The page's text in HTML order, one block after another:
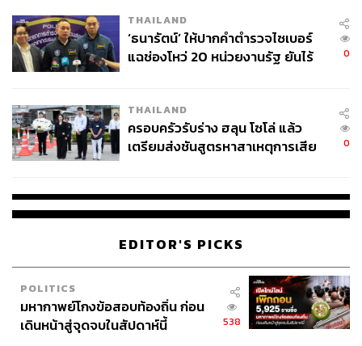
ปกป้องมรดกเป็นหน้าที่ร่วมกันของเรา ไม่ใช่แค่ของรัฐบาล
เพียงฝ่ายเดียว
น่าดีใจที่หลายชุมชนตระหนักถึงความท้าทายนี้และได้ริเริ่ม
พิมายก็จัดตั้งกองทุนมรดกพิมาย พิมายฬองวีค (Pimai Long
week) เป็นงานที่ผสมผสานศิลปะร่วมสมัยเข้ากับโบราณ
สถานของตน พิพิธภัณฑ์กุฎีจีน ธนบุรี อวดประวัติศาสตร์อัน
หลากหลายของชุมชนริมแม่น้ำ ผู้คนทั่วประเทศได้ยื่นเรื่อง
โครงการที่ส่งผลเสียในหลายพื้นที่ เช่น พระนครศรีอยุธยา
สงขลา แพร่ และเมืองศรีเทพ ความอุตสาหะของทุกฝ่ายจะ
ช่วยรักษาทรัพย์สินทางวัฒนธรรมที่ไม่มีอะไรทดแทนได้ไว้
สำหรับคนรุ่นต่อไป
จ่ายหนี้-แอบระบุแบรนด์
THAILAND
‘ธนารัตน์’ ให้ปากคำตำรวจไซเบอร์
แฉช่องโหว่ 20 หน่วยงานรัฐ ยันไร้
0
THAILAND
ครอบครัวรับร่าง ฮลุน โซโล่ แล้ว
เตรียมส่งชันสูตรหาสาเหตุการเสีย
0
EDITOR'S PICKS
POLITICS
มหากาพย์โกงข้อสอบท้องถิ่น ก่อน
เดินหน้าสู่จุดจบในสัปดาห์นี้
538